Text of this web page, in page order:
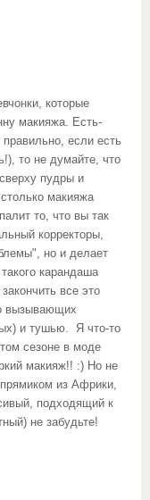
которые
макияжа. Есть-
правильно, если есть
то не думайте, что
пудры и
макияжа
то, что вы так
корректоры,
но и делает
карандаша
все это
вызывающих
и тушью. Я что-то
сезоне в моде
макияж!! :) Но не
из Африки,
подходящий к
не забудьте!